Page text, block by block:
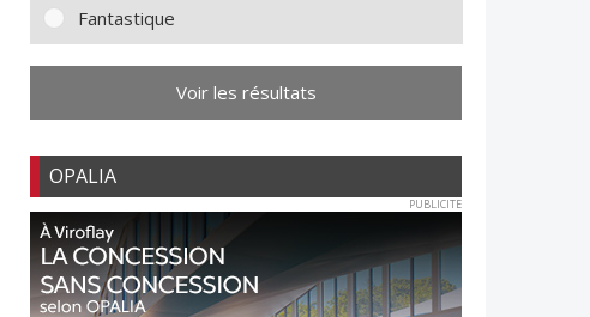
Fantastique
Voir les résultats
OPALIA
PUBLICITE